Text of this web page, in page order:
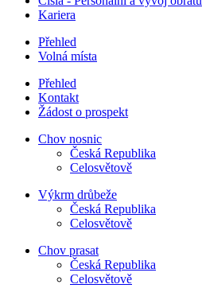
Kariera
Přehled
Volná místa
Přehled
Kontakt
Žádost o prospekt
Chov nosnic
Česká Republika
Celosvětově
Výkrm drůbeže
Česká Republika
Celosvětově
Chov prasat
Česká Republika
Celosvětově